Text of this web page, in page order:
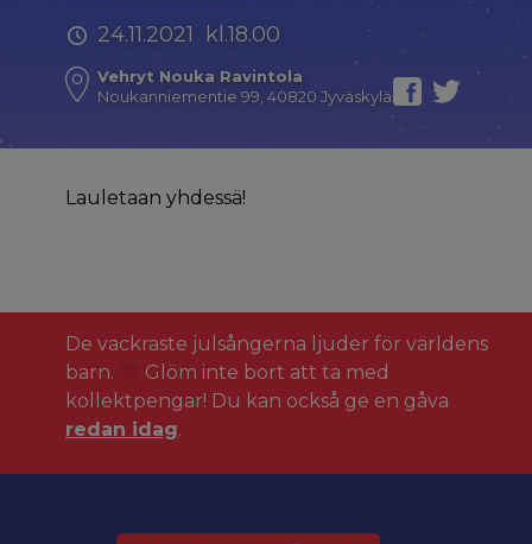
24.11.2021 kl.18.00
Vehryt Nouka Ravintola
Noukanniementie 99, 40820 Jyväskylä
Lauletaan yhdessä!
De vackraste julsångerna ljuder för världens
barn.
Glöm inte bort att ta med
kollektpengar! Du kan också ge en gåva
redan idag.